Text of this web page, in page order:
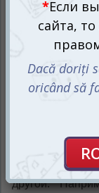
стартовые
хотите
сделайте
определяете
дети учатся
следовать
всё по-
другой.